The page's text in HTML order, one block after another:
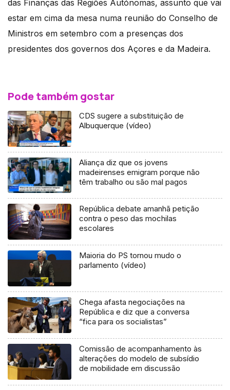
das Finanças das Regiões Autónomas, assunto que vai
estar em cima da mesa numa reunião do Conselho de
Ministros em setembro com a presenças dos
presidentes dos governos dos Açores e da Madeira.
Pode também gostar
CDS sugere a substituição de
Albuquerque (vídeo)
Aliança diz que os jovens
madeirenses emigram porque não
têm trabalho ou são mal pagos
República debate amanhã petição
contra o peso das mochilas
escolares
Maioria do PS tornou mudo o
parlamento (vídeo)
Chega afasta negociações na
República e diz que a conversa
“fica para os socialistas”
Comissão de acompanhamento às
alterações do modelo de subsídio
de mobilidade em discussão